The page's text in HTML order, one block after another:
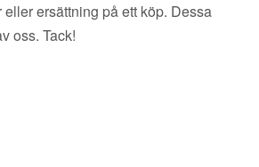
eller ersättning på ett köp. Dessa
oss. Tack!